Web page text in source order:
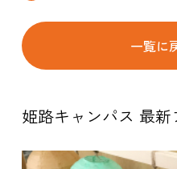
一覧に
姫路キャンパス 最新